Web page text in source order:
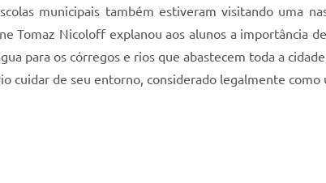
municipais também estiveram visitando uma
Tomaz Nicoloff explanou aos alunos a importância
para os córregos e rios que abastecem toda a
cuidar de seu entorno, considerado legalmente